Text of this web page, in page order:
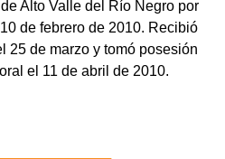
Alto Valle del Río Negro por
de febrero de 2010. Recibió
25 de marzo y tomó posesión
el 11 de abril de 2010.